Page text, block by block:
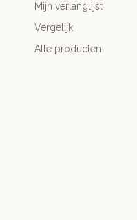
Mijn verlanglijst
Vergelijk
Alle producten